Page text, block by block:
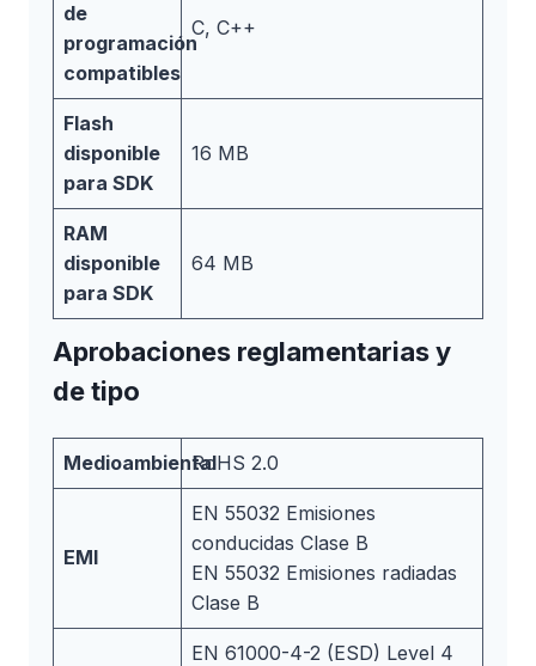
de
programación
compatibles
C, C++
Flash
disponible
para SDK
16 MB
RAM
disponible
para SDK
64 MB
Aprobaciones reglamentarias y
de tipo
MedioambientalRoHS 2.0
EMI
EN 55032 Emisiones
conducidas Clase B
EN 55032 Emisiones radiadas
Clase B
EN 61000-4-2 (ESD) Level 4